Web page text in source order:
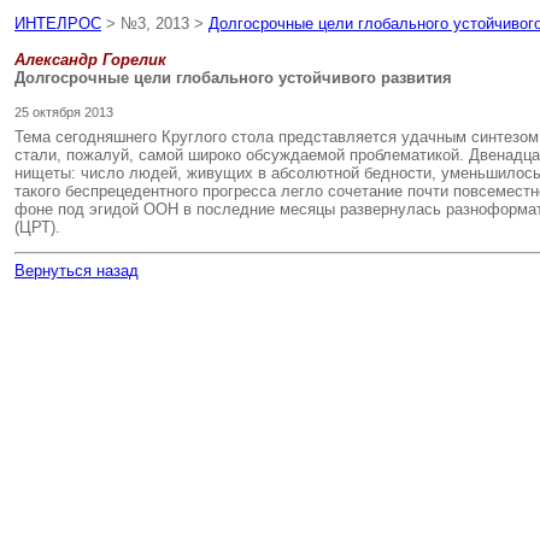
ИНТЕЛРОС > №3, 2013 > Долгосрочные цели глобального
Александр Горелик
Долгосрочные цели глобального устойчивого развития
25 октября 2013
Тема сегодняшнего Круглого стола представляется удачным
стали, пожалуй, самой широко обсуждаемой проблематикой.
нищеты: число людей, живущих в абсолютной бедности,
такого беспрецедентного прогресса легло сочетание почти
фоне под эгидой ООН в последние месяцы развернулась
(ЦРТ).
Вернуться назад